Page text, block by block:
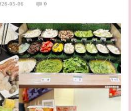
05-06 0